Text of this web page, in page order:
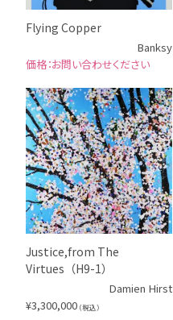
Flying Copper
Banksy
お問い合わせください
Justice,from The
Virtues（H9-1）
Damien Hirst
¥3,300,000 （税込）